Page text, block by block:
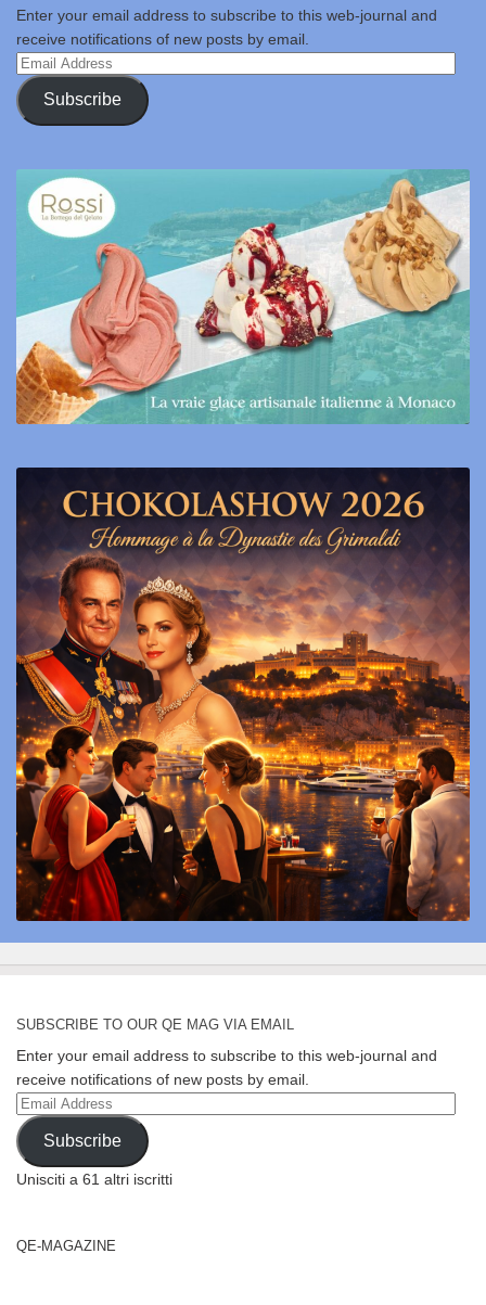
Enter your email address to subscribe to this web-journal and
receive notifications of new posts by email.
Email
Address
Subscribe
SUBSCRIBE TO OUR QE MAG VIA EMAIL
Enter your email address to subscribe to this web-journal and
receive notifications of new posts by email.
Email
Address
Subscribe
Unisciti a 61 altri iscritti
QE-MAGAZINE